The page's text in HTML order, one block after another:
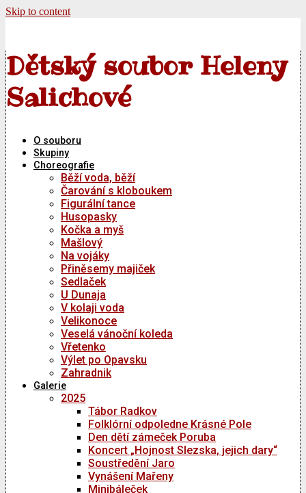
Skip to content
Dětský soubor Heleny
Salichové
O souboru
Skupiny
Choreografie
Běží voda, běží
Čarování s kloboukem
Figurální tance
Husopasky
Kočka a myš
Mašlový
Na vojáky
Přiněsemy majiček
Sedlaček
U Dunaja
V kolaji voda
Velikonoce
Veselá vánoční koleda
Vřetenko
Výlet po Opavsku
Zahradnik
Galerie
2025
Tábor Radkov
Folklórní odpoledne Krásné Pole
Den dětí zámeček Poruba
Koncert „Hojnost Slezska, jejich dary“
Soustředění Jaro
Vynášení Mařeny
Minibáleček